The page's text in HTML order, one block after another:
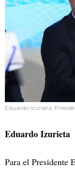
Eduardo Izurieta,
Eduardo Izurieta
Para el Presidente